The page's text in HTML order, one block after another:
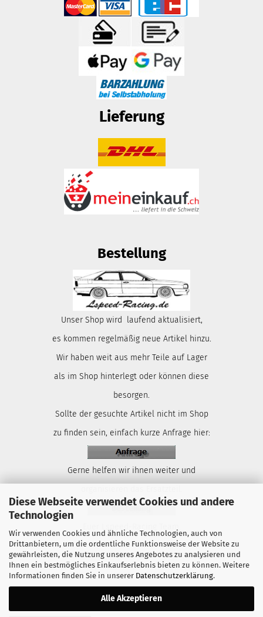
Diese Webseite verwendet Cookies und andere
Technologien
Wir verwenden Cookies und ähnliche Technologien, auch von
Drittanbietern, um die ordentliche Funktionsweise der Website zu
gewährleisten, die Nutzung unseres Angebotes zu analysieren und
Ihnen ein bestmögliches Einkaufserlebnis bieten zu können. Weitere
Informationen finden Sie in unserer Datenschutzerklärung.
Alle Akzeptieren
Lieferung
Bestellung
Unser Shop wird laufend aktualisiert,
es kommen regelmäßig neue Artikel hinzu.
Wir haben weit aus mehr Teile auf Lager
als im Shop hinterlegt oder können diese
besorgen.
Sollte der gesuchte Artikel nicht im Shop
zu finden sein, einfach kurze Anfrage hier:
Gerne helfen wir ihnen weiter und